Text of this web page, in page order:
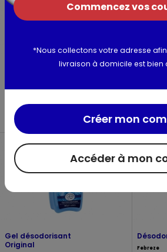
Aera nature
Mèche
Gel désodorisant
Original
Febreze
Commencez vos
*Nous collectons votre adresse
livraison à domicile est bien
Accéder à mon
Créer mon